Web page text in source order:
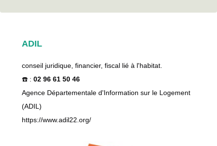
ADIL
conseil juridique, financier, fiscal lié à l'habitat.
☎️ : 02 96 61 50 46
Agence Départementale d'Information sur le Logement
(ADIL)
https://www.adil22.org/